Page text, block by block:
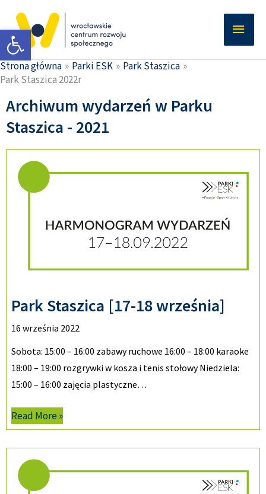
Otwórz pasek narzędzi
treści
Strona główna Parki ESK
Park Staszica
Park Staszica 2022r
Archiwum wydarzeń w Parku
Staszica - 2021
Park Staszica [17-18 września]
16 września 2022
Sobota: 15:00 – 16:00 zabawy ruchowe 16:00 – 18:00 karaoke
18:00 – 19:00 rozgrywki w kosza i tenis stołowy Niedziela:
15:00 – 16:00 zajęcia plastyczne…
Read More »